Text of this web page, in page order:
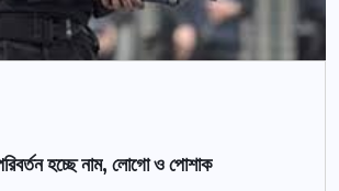
হচ্ছে নাম, লোগো ও পোশাক